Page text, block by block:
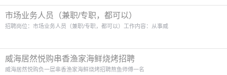
市场业务人员（兼职/专职，都可以）
招聘岗位：市场业务人员（兼职/专职，都可以）工作内容：从事威
威海居然悦购串香渔家海鲜烧烤招聘
威海居然悦购负一层串香渔家海鲜烧烤招聘熬鱼师傅一名